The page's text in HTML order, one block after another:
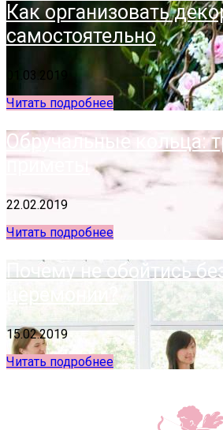
Как организовать
самостоятельно
01.03.2019
Читать подробнее
Обручальные кольца:
приметы
22.02.2019
Читать подробнее
Почему не обойтись
церемонии?
15.02.2019
Читать подробнее